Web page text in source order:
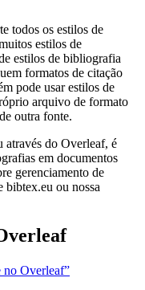
todos os estilos de
estilos de
estilos de bibliografia
formatos de citação
pode usar estilos de
arquivo de formato
outra fonte.
através do Overleaf, é
em documentos
gerenciamento de
ou nossa
no Overleaf”